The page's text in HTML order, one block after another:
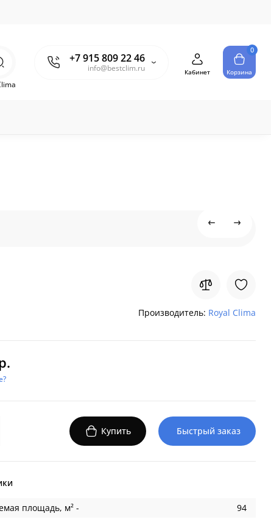
+7 915 809 22 46
info@bestclim.ru
Кабинет
0
Корзина
Производитель: Royal Clima
Купить Быстрый заказ
площадь, м² -
94